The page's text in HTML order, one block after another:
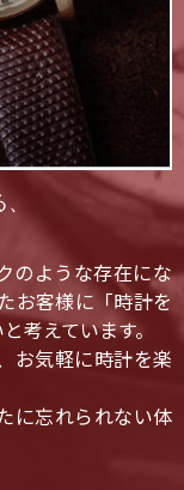
のような存在にな
お客様に「時計を
考えています。
お気軽に時計を楽
に忘れられない体